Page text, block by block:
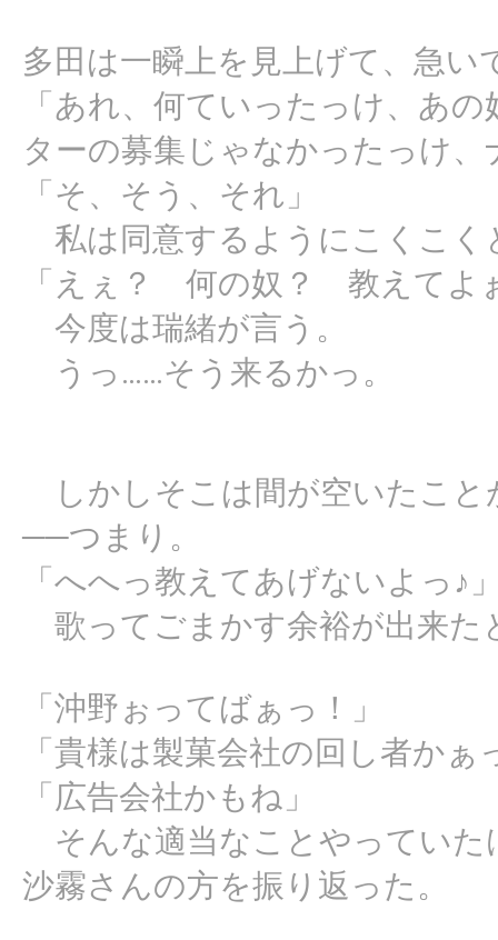
多田は一瞬上を見上げて、急
「あれ、何ていったっけ、あ
ターの募集じゃなかったっけ
「そ、そう、それ」
私は同意するようにこくこく
「えぇ？ 何の奴？ 教えてよ
今度は瑞緒が言う。
うっ……そう来るかっ。
しかしそこは間が空いたこと
──つまり。
「へへっ教えてあげないよっ♪
歌ってごまかす余裕が出来た
「沖野ぉってばぁっ！」
「貴様は製菓会社の回し者かぁ
「広告会社かもね」
そんな適当なことやっていた
沙霧さんの方を振り返った。